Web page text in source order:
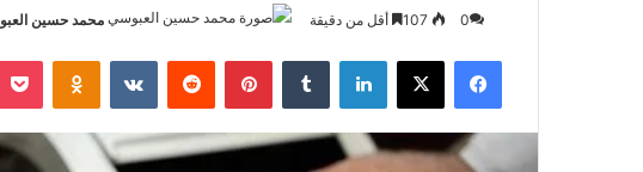
محمد حسين 0 أقل من دقيقة
فيسبوك ‫X لينكدإن بينتيريست Odnoklassniki